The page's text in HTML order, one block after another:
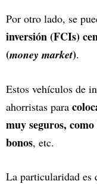
Por otro lado, se
inversión (FCIs)
(money market).
Estos vehículos de
ahorristas para
muy seguros,
bonos, etc.
La particularidad es